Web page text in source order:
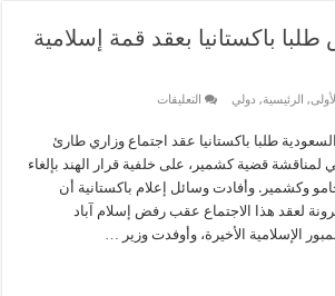
باكستانيا بعقد قمة إسلامية
الأولى, الرئيسية, دولي التعليقات
طلبا
باكستانيا
بعقد
قمة
إسلامية
بشأن
مغلقة
طلبا باكستانيا عقد اجتماع وزاري طارئ
لمناقشة قضية كشمير، على خلفية قرار الهند بإلغاء
وكشمير. وأفادت وسائل إعلام باكستانية أن
لعقد هذا الاجتماع عقب رفض إسلام آباد
الإسلامية الأخيرة، وأوفدت وزير …